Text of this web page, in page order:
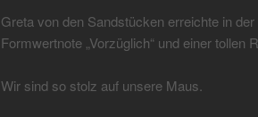
Greta von den Sandstücken erreichte in
Formwertnote „Vorzüglich“ und einer tollen
Wir sind so stolz auf unsere Maus.